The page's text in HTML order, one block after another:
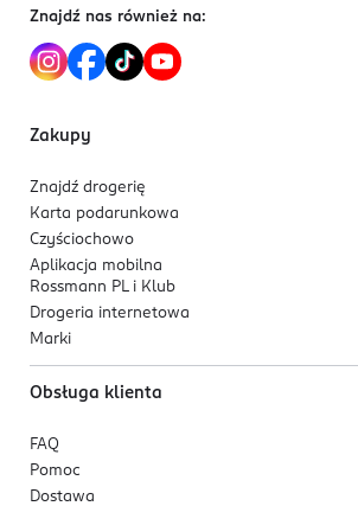
Znajdź nas również na:
Zakupy
Znajdź drogerię
Karta podarunkowa
Czyściochowo
Aplikacja mobilna
Rossmann PL i Klub
Drogeria internetowa
Marki
Obsługa klienta
FAQ
Pomoc
Dostawa